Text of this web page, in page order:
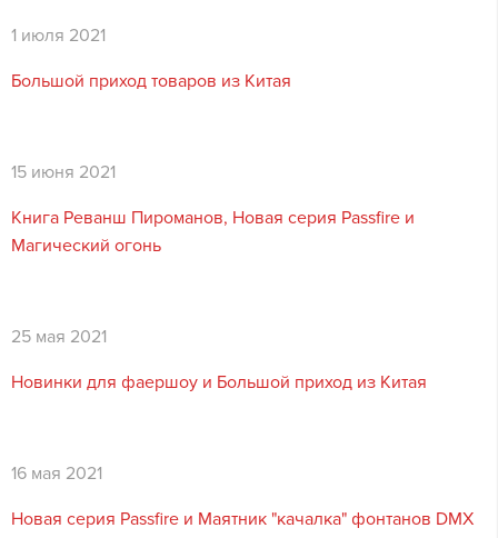
1 июля 2021
Большой приход товаров из Китая
15 июня 2021
Книга Реванш Пироманов, Новая серия Passfire и
Магический огонь
25 мая 2021
Новинки для фаершоу и Большой приход из Китая
16 мая 2021
Новая серия Passfire и Маятник "качалка" фонтанов DMX